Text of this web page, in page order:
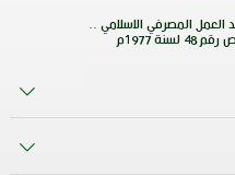
العمل المصرفي الاسلامي ..
1977م